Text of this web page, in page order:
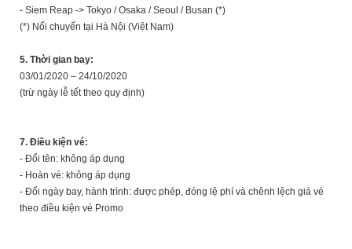
- Siem Reap -> Tokyo / Osaka / Seoul / Busan (*)
(*) Nối chuyến tại Hà Nội (Việt Nam)
5. Thời gian bay:
03/01/2020 – 24/10/2020
(trừ ngày lễ tết theo quy định)
7. Điều kiện vé:
- Đổi tên: không áp dụng
- Hoàn vé: không áp dụng
- Đổi ngày bay, hành trình: được phép, đóng lệ phí và chênh lệch giá vé
theo điều kiện vé Promo